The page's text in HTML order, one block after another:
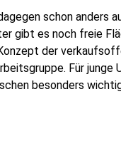
schon anders
gibt es noch freie
der
Für
besonders